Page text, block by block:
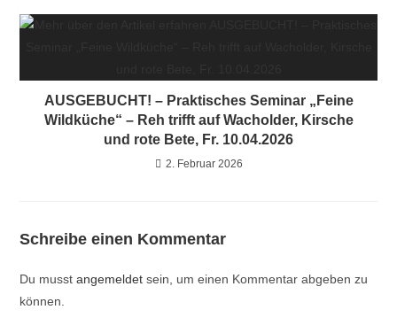
AUSGEBUCHT! – Praktisches Seminar „Feine
Wildküche“ – Reh trifft auf Wacholder, Kirsche
und rote Bete, Fr. 10.04.2026
2. Februar 2026
Schreibe einen Kommentar
Du musstangemeldet sein, um einen Kommentar abgeben zu
können.